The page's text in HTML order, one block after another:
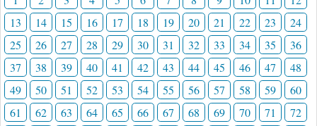
13
14 15 16 17 18 19 20 21 22 23
24
25
26 27 28 29 30 31 32 33 34 35
36
37
38 39 40 41 42 43 44 45 46 47
48
49
50 51 52 53 54 55 56 57 58 59
60
61
62 63 64 65 66 67 68 69 70 71
72